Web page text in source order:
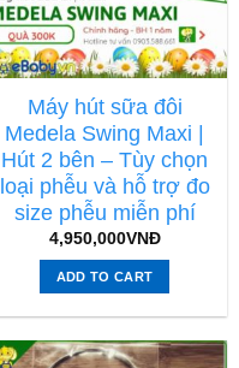
Máy hút sữa đôi
Medela Swing Maxi |
Hút 2 bên – Tùy chọn
loại phễu và hỗ trợ đo
size phễu miễn phí
4,950,000VNĐ
ADD TO CART